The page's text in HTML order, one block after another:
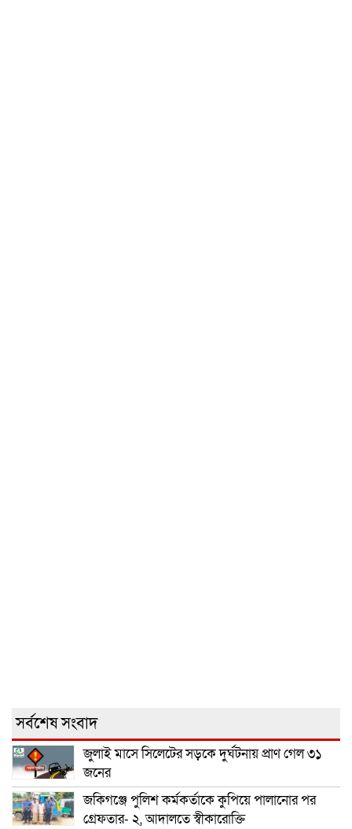
সর্বশেষ সংবাদ
জুলাই মাসে সিলেটের সড়কে দুর্ঘটনায় প্রাণ গেল ৩১
জনের
জকিগঞ্জে পুলিশ কর্মকর্তাকে কুপিয়ে পালানোর পর
গ্রেফতার- ২, আদালতে স্বীকারোক্তি